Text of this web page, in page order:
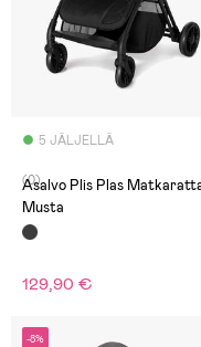
5 JÄLJELLÄ
(0)
Asalvo Plis Plas
Musta
129,90 €
-8%